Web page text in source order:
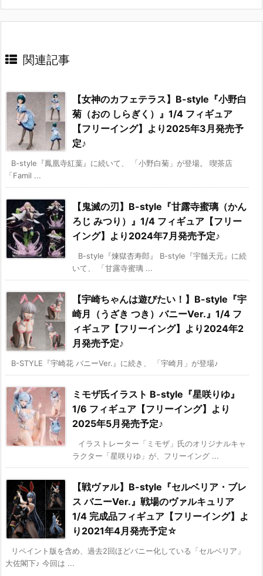
関連記事
【女神のカフェテラス】B-style『小野白
菊（おの しらぎく）』1/4 フィギュア
【フリーイング】より2025年3月発売予
定♪
B-style『鳳凰寺紅葉』に続いて、 「小野白菊」が登場。 喫茶店
「Famil ...
【鬼滅の刃】B-style『甘露寺蜜璃（かん
ろじ みつり）』1/4 フィギュア【フリー
イング】より2024年7月発売予定♪
B-style『煉獄杏寿郎』 B-style『宇髄天元』に続
いて、 「甘露寺蜜璃 ...
【宇崎ちゃんは遊びたい！】B-style『宇
崎月（うざき つき）バニーVer.』1/4 フ
ィギュア【フリーイング】より2024年2
月発売予定♪
B-STYLE『宇崎花 バニーVer.』に続き、 「宇崎月」が登場♪
ミモザ氏イラスト B-style『星咲りゆ』
1/6 フィギュア【フリーイング】より
2025年5月発売予定♪
イラストレーター「ミモザ」氏のオリジナルキャ
ラクター「星咲りゆ」が、フリーイング ...
【戦ヴァル】B-style『セルベリア・ブレ
ス バニーVer.』戦場のヴァルキュリア
1/4 完成品フィギュア【フリーイング】よ
り2021年4月発売予定☆
リペイント版を含め、過去2回ほどバニー化している「セルベリア」
大佐閣下♪ 今回は ...